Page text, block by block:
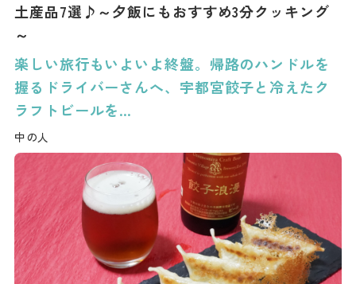
土産品7選♪～夕飯にもおすすめ3分クッキング
～
楽しい旅行もいよいよ終盤。帰路のハンドルを
握るドライバーさんへ、宇都宮餃子と冷えたク
ラフトビールを…
中の人